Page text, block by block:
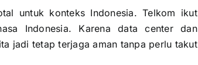
untuk konteks Indonesia. Telkom ikut
Indonesia. Karena data center dan
jadi tetap terjaga aman tanpa perlu takut